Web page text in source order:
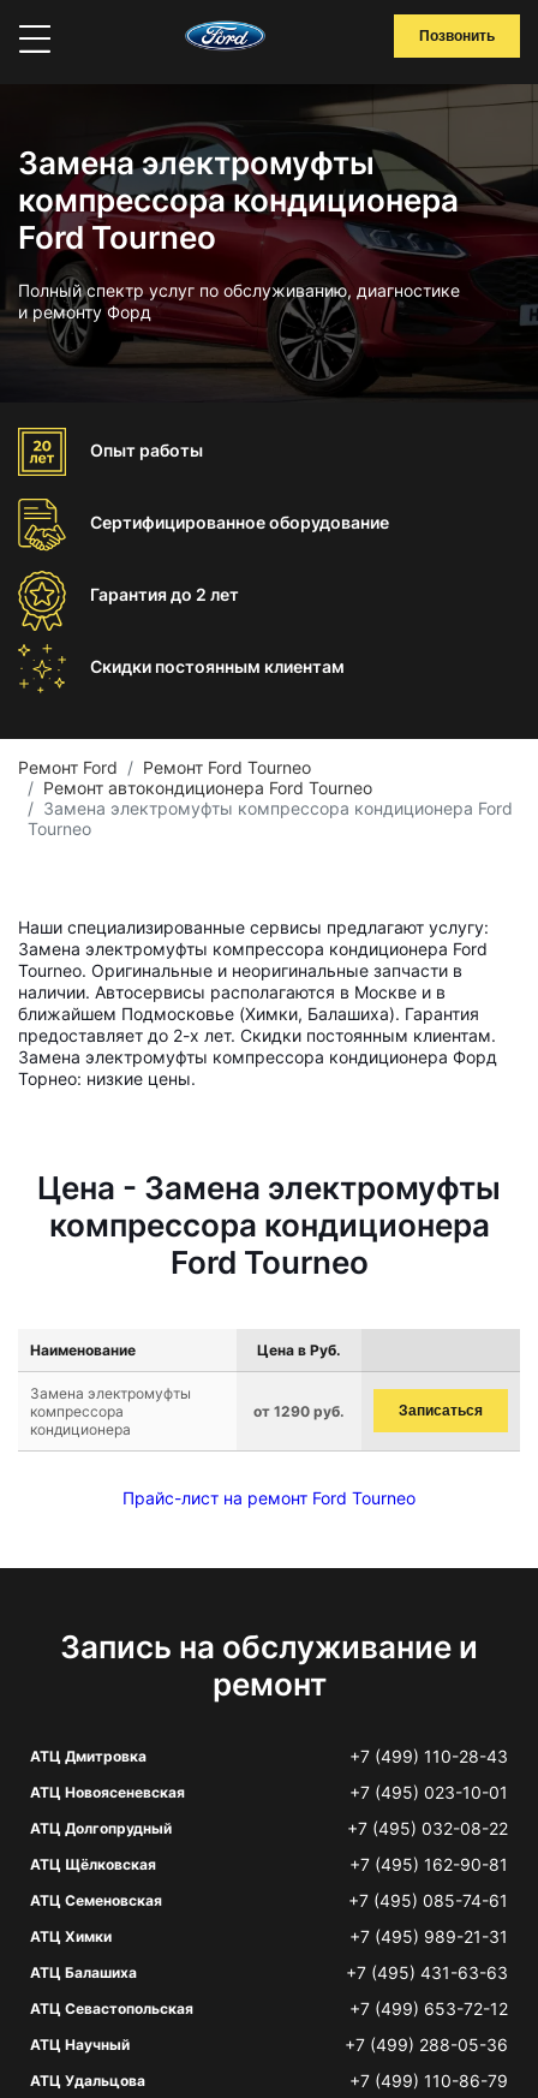
Позвонить
Замена электромуфты
компрессора кондиционера
Ford Tourneo
Полный спектр услуг по обслуживанию, диагностике
и ремонту Форд
Опыт работы
Сертифицированноеоборудование
Гарантиядо 2 лет
Скидки постоянным клиентам
Ремонт Ford
Ремонт Ford Tourneo
Ремонт автокондиционера Ford Tourneo
Замена электромуфты компрессора кондиционера Ford
Tourneo
Наши специализированные сервисы предлагают услугу:
Замена электромуфты компрессора кондиционера Ford
Tourneo. Оригинальные и неоригинальные запчасти в
наличии. Автосервисы располагаются в Москве и в
ближайшем Подмосковье (Химки, Балашиха). Гарантия
предоставляет до 2-х лет. Скидки постоянным клиентам.
Замена электромуфты компрессора кондиционера Форд
Торнео: низкие цены.
Цена - Замена электромуфты
компрессора кондиционера
Ford Tourneo
Наименование Цена в Руб.
Замена электромуфты
компрессора
кондиционера
от 1290 руб. Записаться
Прайс-лист на ремонт Ford Tourneo
Запись на обслуживание и
ремонт
АТЦ Дмитровка +7 (499) 110-28-43
АТЦ Новоясеневская +7 (495) 023-10-01
АТЦ Долгопрудный +7 (495) 032-08-22
АТЦ Щёлковская +7 (495) 162-90-81
АТЦ Семеновская +7 (495) 085-74-61
АТЦ Химки +7 (495) 989-21-31
АТЦ Балашиха +7 (495) 431-63-63
АТЦ Севастопольская +7 (499) 653-72-12
АТЦ Научный +7 (499) 288-05-36
АТЦ Удальцова +7 (499) 110-86-79